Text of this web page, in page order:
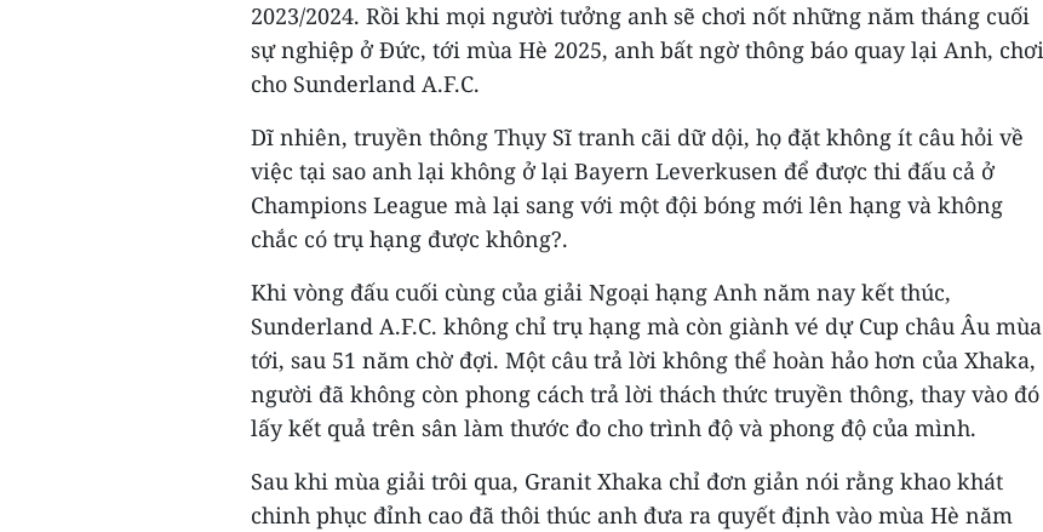
2023/2024. Rồi khi mọi người tưởng anh sẽ chơi nốt những năm tháng cuối
sự nghiệp ở Đức, tới mùa Hè 2025, anh bất ngờ thông báo quay lại Anh, chơi
cho Sunderland A.F.C.
Dĩ nhiên, truyền thông Thụy Sĩ tranh cãi dữ dội, họ đặt không ít câu hỏi về
việc tại sao anh lại không ở lại Bayern Leverkusen để được thi đấu cả ở
Champions League mà lại sang với một đội bóng mới lên hạng và không
chắc có trụ hạng được không?.
Khi vòng đấu cuối cùng của giải Ngoại hạng Anh năm nay kết thúc,
Sunderland A.F.C. không chỉ trụ hạng mà còn giành vé dự Cup châu Âu mùa
tới, sau 51 năm chờ đợi. Một câu trả lời không thể hoàn hảo hơn của Xhaka,
người đã không còn phong cách trả lời thách thức truyền thông, thay vào đó
lấy kết quả trên sân làm thước đo cho trình độ và phong độ của mình.
Sau khi mùa giải trôi qua, Granit Xhaka chỉ đơn giản nói rằng khao khát
chinh phục đỉnh cao đã thôi thúc anh đưa ra quyết định vào mùa Hè năm